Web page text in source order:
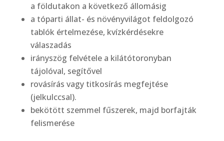
a földutakon a következő állomásig
a tóparti állat- és növényvilágot feldolgozó
tablók értelmezése, kvízkérdésekre
válaszadás
irányszög felvétele a kilátótoronyban
tájolóval, segítővel
rovásírás vagy titkosírás megfejtése
(jelkulccsal).
bekötött szemmel fűszerek, majd borfajták
felismerése